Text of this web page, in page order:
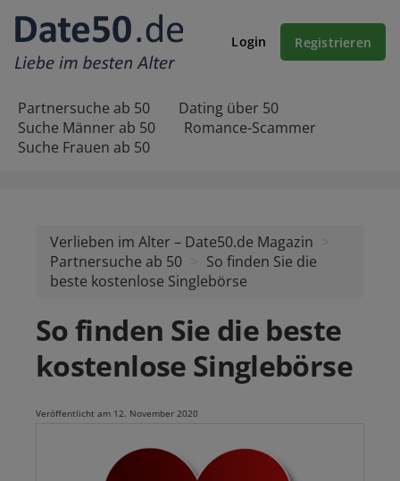
Login Registrieren
Partnersuche ab 50
Dating über 50
Suche Männer ab 50
Romance-Scammer
Suche Frauen ab 50
Verlieben im Alter – Date50.de Magazin
Partnersuche ab 50
So finden Sie die
beste kostenlose Singlebörse
So finden Sie die beste
kostenlose Singlebörse
Veröffentlicht am 12. November 2020